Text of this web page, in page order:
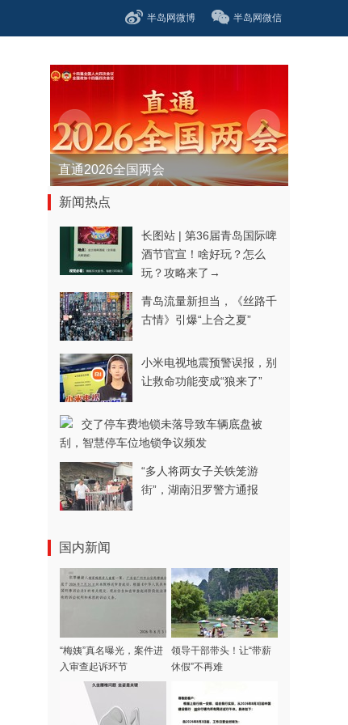
半岛网微博 半岛网微信
直通2026全国两会
新闻热点
长图站 | 第36届青岛国际啤
酒节官宣！啥好玩？怎么
玩？攻略来了→
青岛流量新担当，《丝路千
古情》引爆“上合之夏”
小米电视地震预警误报，别
让救命功能变成“狼来了”
交了停车费地锁未落导致车辆底盘被
刮，智慧停车位地锁争议频发
“多人将两女子关铁笼游
街”，湖南汨罗警方通报
国内新闻
“梅姨”真名曝光，案件进
入审查起诉环节
领导干部带头！让“带薪
休假”不再难